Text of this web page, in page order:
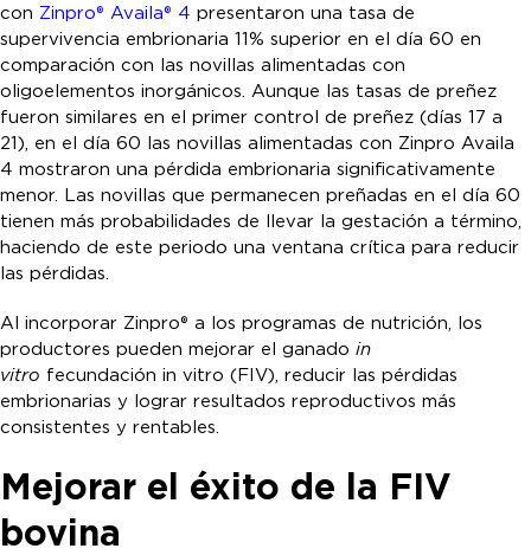
con Zinpro® Availa® 4 presentaron una tasa de
supervivencia embrionaria 11% superior en el día 60 en
comparación con las novillas alimentadas con
oligoelementos inorgánicos. Aunque las tasas de preñez
fueron similares en el primer control de preñez (días 17 a
21), en el día 60 las novillas alimentadas con Zinpro Availa
4 mostraron una pérdida embrionaria significativamente
menor. Las novillas que permanecen preñadas en el día 60
tienen más probabilidades de llevar la gestación a término,
haciendo de este periodo una ventana crítica para reducir
las pérdidas.
Al incorporar Zinpro® a los programas de nutrición, los
productores pueden mejorar el ganado in
vitro fecundación in vitro (FIV), reducir las pérdidas
embrionarias y lograr resultados reproductivos más
consistentes y rentables.
Mejorar el éxito de la FIV
bovina